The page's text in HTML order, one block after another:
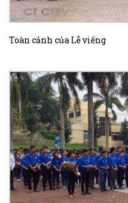
Toàn cảnh của Lễ viếng